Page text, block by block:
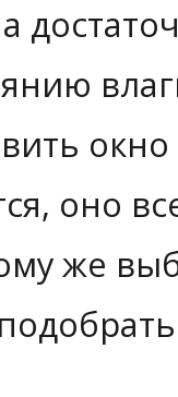
оно
же